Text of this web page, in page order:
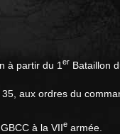
à partir du 1 er Bataillon
aux ordres du
GBCC à la VIIe armée.